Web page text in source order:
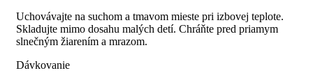
Uchovávajte na suchom a tmavom mieste pri izbovej teplote.
Skladujte mimo dosahu malých detí. Chráňte pred priamym
slnečným žiarením a mrazom.
Dávkovanie